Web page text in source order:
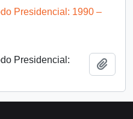
Presidencial: 1990 –
Presidencial:
Add